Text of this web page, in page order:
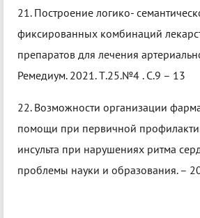
21. Построение логико-
фиксированных комбинаций
препаратов для лечения
Ремедиум. 2021. Т.25.№4 . С.9 – 13
22. Возможности организации
помощи при первичной
инсульта при нарушениях ритма
проблемы науки и образования. –